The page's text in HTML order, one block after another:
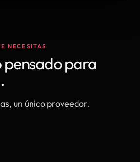
NECESITAS
pensado para
un único proveedor.